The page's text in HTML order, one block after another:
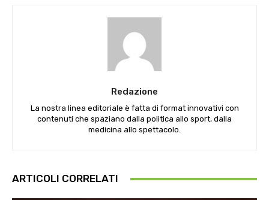
Redazione
La nostra linea editoriale è fatta di format innovativi con
contenuti che spaziano dalla politica allo sport, dalla
medicina allo spettacolo.
ARTICOLI CORRELATI